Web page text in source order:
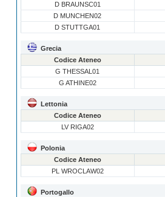
D BRAUNSC01
D MUNCHEN02
D STUTTGA01
Grecia
Codice Ateneo
G THESSAL01
G ATHINE02
Lettonia
Codice Ateneo
LV RIGA02
Polonia
Codice Ateneo
PL WROCLAW02
Portogallo